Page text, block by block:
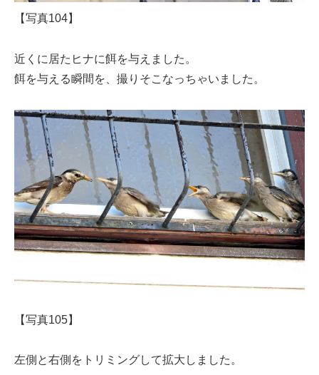
【写真104】
近くに居たヒナに餌を与えました。
餌を与える瞬間を、撮りそこなっちゃいました。
【写真105】
左側と右側をトリミングして拡大しました。